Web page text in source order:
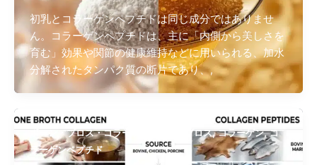
初乳とコラーゲンペプチドは同じ成分ではありませ
ん。コラーゲンペプチドは、主に「内側から美しさを
育む」効果や関節の健康維持などに用いられる、加水
分解されたタンパク質の断片であり、,
ボーン・ブロス・コラーゲン ボーン ブロス​,コラーゲン,コ
ラーゲンペプチド